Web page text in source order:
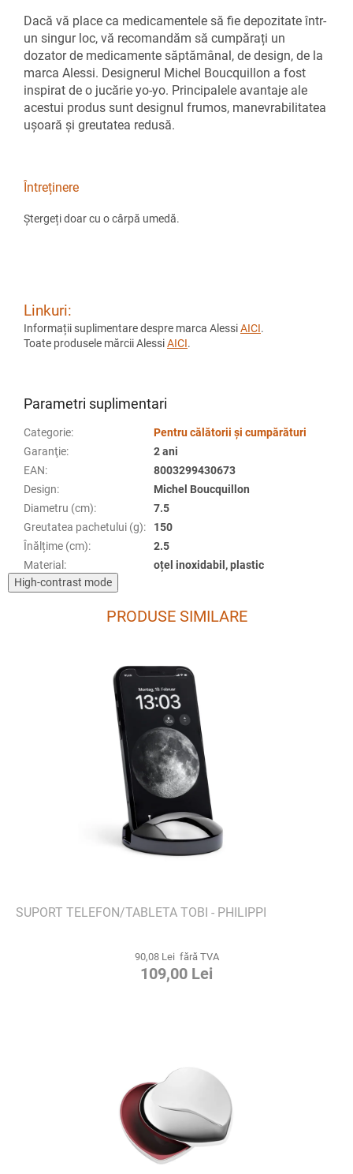
Dacă vă place ca medicamentele să fie depozitate într-
un singur loc, vă recomandăm să cumpărați un
dozator de medicamente săptămânal, de design, de la
marca Alessi. Designerul Michel Boucquillon a fost
inspirat de o jucărie yo-yo. Principalele avantaje ale
acestui produs sunt designul frumos, manevrabilitatea
ușoară și greutatea redusă.
Întreținere
Ștergeți doar cu o cârpă umedă.
Linkuri:
Informații suplimentare despre marca AlessiAICI.
Toate produsele mărcii AlessiAICI.
Parametri suplimentari
Categorie:
Pentru călătorii și cumpărături
Garanţie:
2 ani
EAN:
8003299430673
Design:
Michel Boucquillon
Diametru (cm):
7.5
Greutatea pachetului (g):
150
Înălțime (cm):
2.5
Material :
oțel inoxidabil, plastic
High-contrast mode
PRODUSE SIMILARE
SUPORT TELEFON/TABLETA TOBI - PHILIPPI
90,08 Lei fără TVA
109,00 Lei